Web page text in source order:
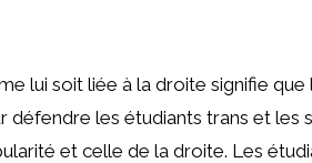
lui soit liée à la droite signifie
les étudiants trans et les
et celle de la droite. Les